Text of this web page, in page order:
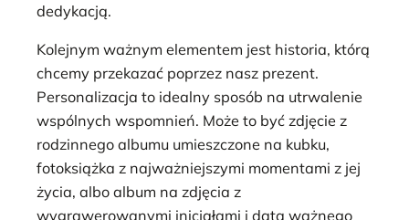
dedykacją.
Kolejnym ważnym elementem jest historia, którą
chcemy przekazać poprzez nasz prezent.
Personalizacja to idealny sposób na utrwalenie
wspólnych wspomnień. Może to być zdjęcie z
rodzinnego albumu umieszczone na kubku,
fotoksiążka z najważniejszymi momentami z jej
życia, albo album na zdjęcia z
wygrawerowanymi inicjałami i datą ważnego